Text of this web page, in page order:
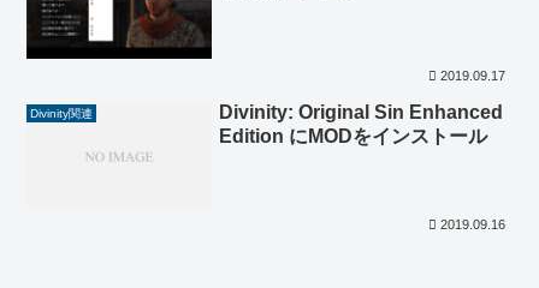
2019.09.17
Divinity関連
Divinity: Original Sin Enhanced
Edition にMODをインストール
2019.09.16